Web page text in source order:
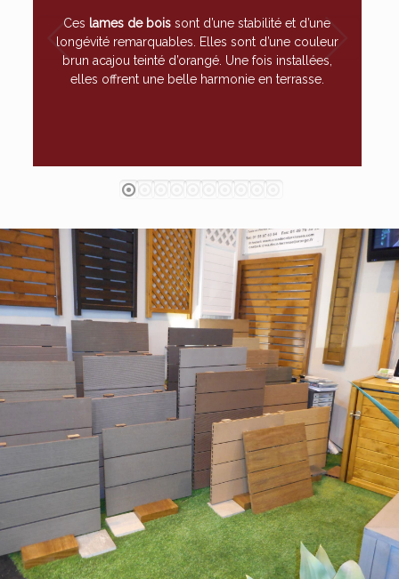
Ces lames de bois sont d’une stabilité et d’une
longévité remarquables. Elles sont d’une couleur
brun acajou teinté d’orangé. Une fois installées,
elles offrent une belle harmonie en terrasse.
1